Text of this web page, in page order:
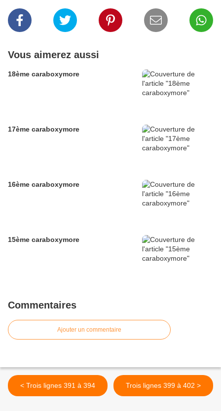
Vous aimerez aussi
18ème caraboxymore
17ème caraboxymore
16ème caraboxymore
15ème caraboxymore
Commentaires
Ajouter un commentaire
< Trois lignes 391 à 394 Trois lignes 399 à 402 >